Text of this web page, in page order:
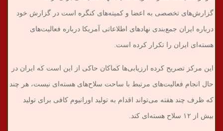
گزارش‌های تخصصی به اعضا و کمیته‌های کنگره است در گزارش خود
درباره ایران جمع‌بندی نهادهای اطلاعاتی آمریکا درباره فعالیت‌های
هسته‌ای ایران را تکرار کرده است.
این مرکز تصریح کرده ارزیابی‌ها کماکان حاکی از این است که ایران در
حال انجام فعالیت‌های مرتبط با ساحت سلاح‌های هسته‌ای نیست، هر چند
که ظرف چند هفته می‌تواند اقدام به تولید اورانیوم کافی برای تولید
بیش از ۱۲ سلاح هسته‌ای کند.